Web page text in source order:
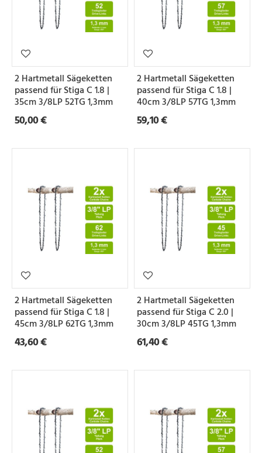
2 Hartmetall Sägeketten
passend für Stiga C 1.8 |
35cm 3/8LP 52TG 1,3mm
50,00 €
2 Hartmetall Sägeketten
passend für Stiga C 1.8 |
40cm 3/8LP 57TG 1,3mm
59,10 €
2 Hartmetall Sägeketten
passend für Stiga C 1.8 |
45cm 3/8LP 62TG 1,3mm
43,60 €
2 Hartmetall Sägeketten
passend für Stiga C 2.0 |
30cm 3/8LP 45TG 1,3mm
61,40 €